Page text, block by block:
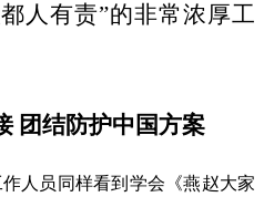
人有责”的非常浓厚工
团结防护中国方案
人员同样看到学会《燕赵大家